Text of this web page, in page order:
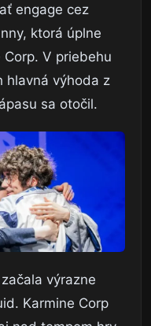
engage cez
ktorá úplne
V priebehu
hlavná výhoda z
sa otočil.
výrazne
Karmine Corp